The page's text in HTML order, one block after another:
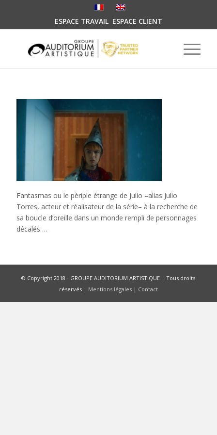
ESPACE TRAVAIL ESPACE CLIENT
Fantasmas ou le périple étrange de Julio –alias Julio
Torres, acteur et réalisateur de la série– à la recherche de
sa boucle d’oreille dans un monde rempli de personnages
décalés …
© Copyright 2018 - GROUPE AUDITORIUM ARTISTIQUE | Tous droits
réservés | Mentions légales| Contact